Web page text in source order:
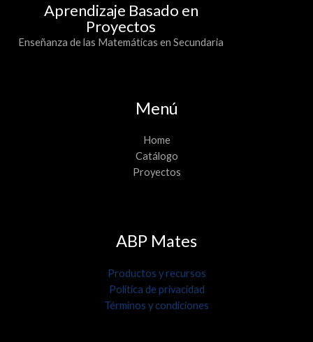
Aprendizaje Basado en
Proyectos
Enseñanza de las Matemáticas en Secundaria
Menú
Home
Catálogo
Proyectos
ABP Mates
Productos y recursos
Política de privacidad
Términos y condiciones